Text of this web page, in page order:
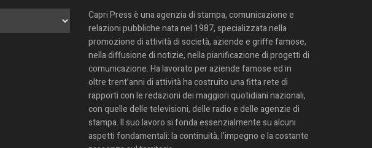
Capri Press è una agenzia di stampa, comunicazione e
relazioni pubbliche nata nel 1987, specializzata nella
promozione di attività di società, aziende e griffe famose,
nella diffusione di notizie, nella pianificazione di progetti di
comunicazione. Ha lavorato per aziende famose ed in
oltre trent’anni di attività ha costruito una fitta rete di
rapporti con le redazioni dei maggiori quotidiani nazionali,
con quelle delle televisioni, delle radio e delle agenzie di
stampa. Il suo lavoro si fonda essenzialmente su alcuni
aspetti fondamentali: la continuità, l’impegno e la costante